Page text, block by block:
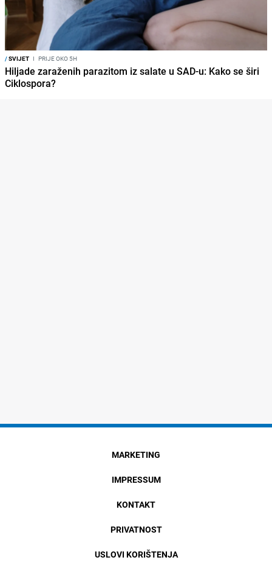
/SVIJET I PRIJE OKO 5H
Hiljade zaraženih parazitom iz salate u SAD-u: Kako se širi
Ciklospora?
MARKETING
IMPRESSUM
KONTAKT
PRIVATNOST
USLOVI KORIŠTENJA